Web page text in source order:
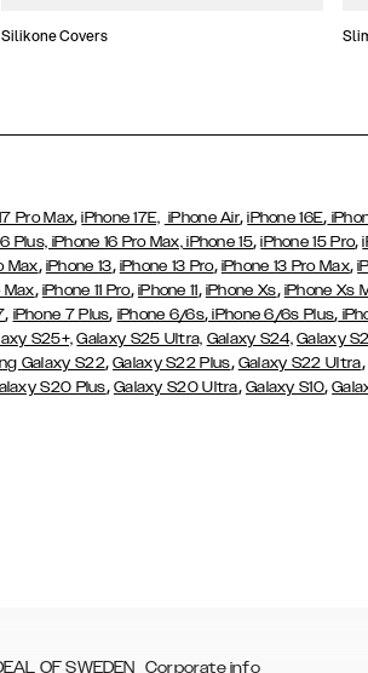
Silikone Covers
Pro Max,iPhone 17E, iPhone Air,iPhone 16E,
Plus, iPhone 16 Pro Max, iPhone 15,iPhone 15 Pro,
Max, iPhone 13, iPhone 13 Pro, iPhone 13 Pro Max,
Max, iPhone 11 Pro, iPhone 11, iPhone Xs, iPhone Xs
, iPhone 7 Plus, iPhone 6/6s, iPhone 6/6s Plus,
S25+, Galaxy S25 Ultra, Galaxy S24, Galaxy
Galaxy S22,Galaxy S22 Plus, Galaxy S22 Ultra,
S20 Plus, Galaxy S20 Ultra, Galaxy S10,
OF SWEDEN Corporate info